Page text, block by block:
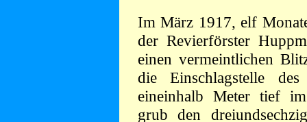
Im März 1917, elf
der Revierförster
einen vermeintlichen
die Einschlagstelle
eineinhalb Meter tief
grub den